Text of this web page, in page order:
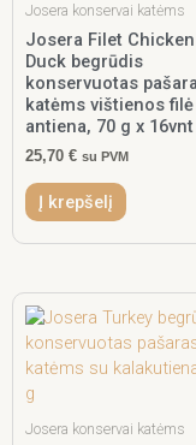
Josera konservai katėms
Josera Filet
Duck begrūdis
konservuotas
katėms vištienos
antiena, 70 g x 16vnt
25,70 € su PVM
Į krepšelį
Josera konservai katėms